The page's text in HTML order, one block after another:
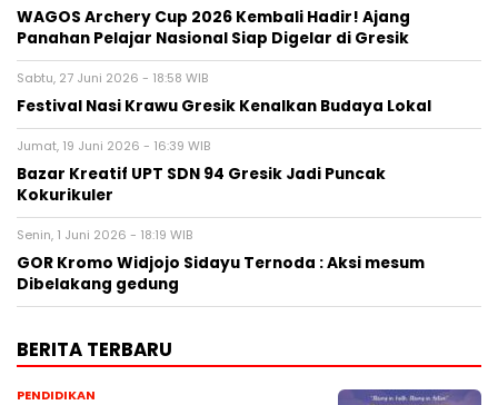
WAGOS Archery Cup 2026 Kembali Hadir! Ajang
Panahan Pelajar Nasional Siap Digelar di Gresik
Sabtu, 27 Juni 2026 - 18:58 WIB
Festival Nasi Krawu Gresik Kenalkan Budaya Lokal
Jumat, 19 Juni 2026 - 16:39 WIB
Bazar Kreatif UPT SDN 94 Gresik Jadi Puncak
Kokurikuler
Senin, 1 Juni 2026 - 18:19 WIB
GOR Kromo Widjojo Sidayu Ternoda : Aksi mesum
Dibelakang gedung
BERITA TERBARU
PENDIDIKAN